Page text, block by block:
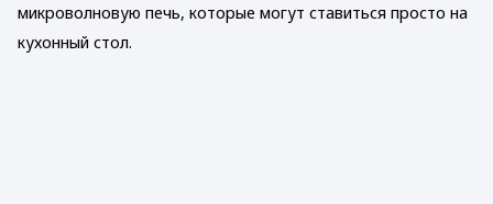
микроволновую печь, которые могут ставиться просто на
кухонный стол.